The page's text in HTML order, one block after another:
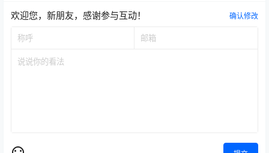
欢迎您，新朋友，感谢参与互动！ 确认修改